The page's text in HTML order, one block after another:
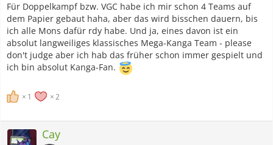
Für Doppelkampf bzw. VGC habe ich mir schon 4 Teams auf
dem Papier gebaut haha, aber das wird bisschen dauern, bis
ich alle Mons dafür rdy habe. Und ja, eines davon ist ein
absolut langweiliges klassisches Mega-Kanga Team - please
don't judge aber ich hab das früher schon immer gespielt und
ich bin absolut Kanga-Fan.
1 2
Cay